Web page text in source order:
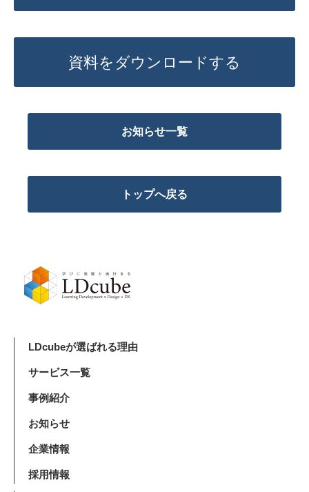
資料をダウンロードする
お知らせ一覧
トップへ戻る
LDcubeが選ばれる理由
サービス一覧
事例紹介
お知らせ
企業情報
採用情報